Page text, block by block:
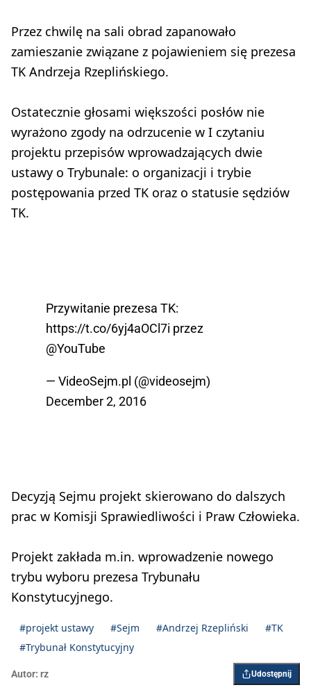
Przez chwilę na sali obrad zapanowało
zamieszanie związane z pojawieniem się prezesa
TK Andrzeja Rzeplińskiego.
Ostatecznie głosami większości posłów nie
wyrażono zgody na odrzucenie w I czytaniu
projektu przepisów wprowadzających dwie
ustawy o Trybunale: o organizacji i trybie
postępowania przed TK oraz o statusie sędziów
TK.
Przywitanie prezesa TK:
https://t.co/6yj4aOCl7i przez
@YouTube
— VideoSejm.pl (@videosejm)
December 2, 2016
Decyzją Sejmu projekt skierowano do dalszych
prac w Komisji Sprawiedliwości i Praw Człowieka.
Projekt zakłada m.in. wprowadzenie nowego
trybu wyboru prezesa Trybunału
Konstytucyjnego.
#projekt ustawy #Sejm #Andrzej Rzepliński
#TK
#Trybunał Konstytucyjny
Autor: rz Udostępnij